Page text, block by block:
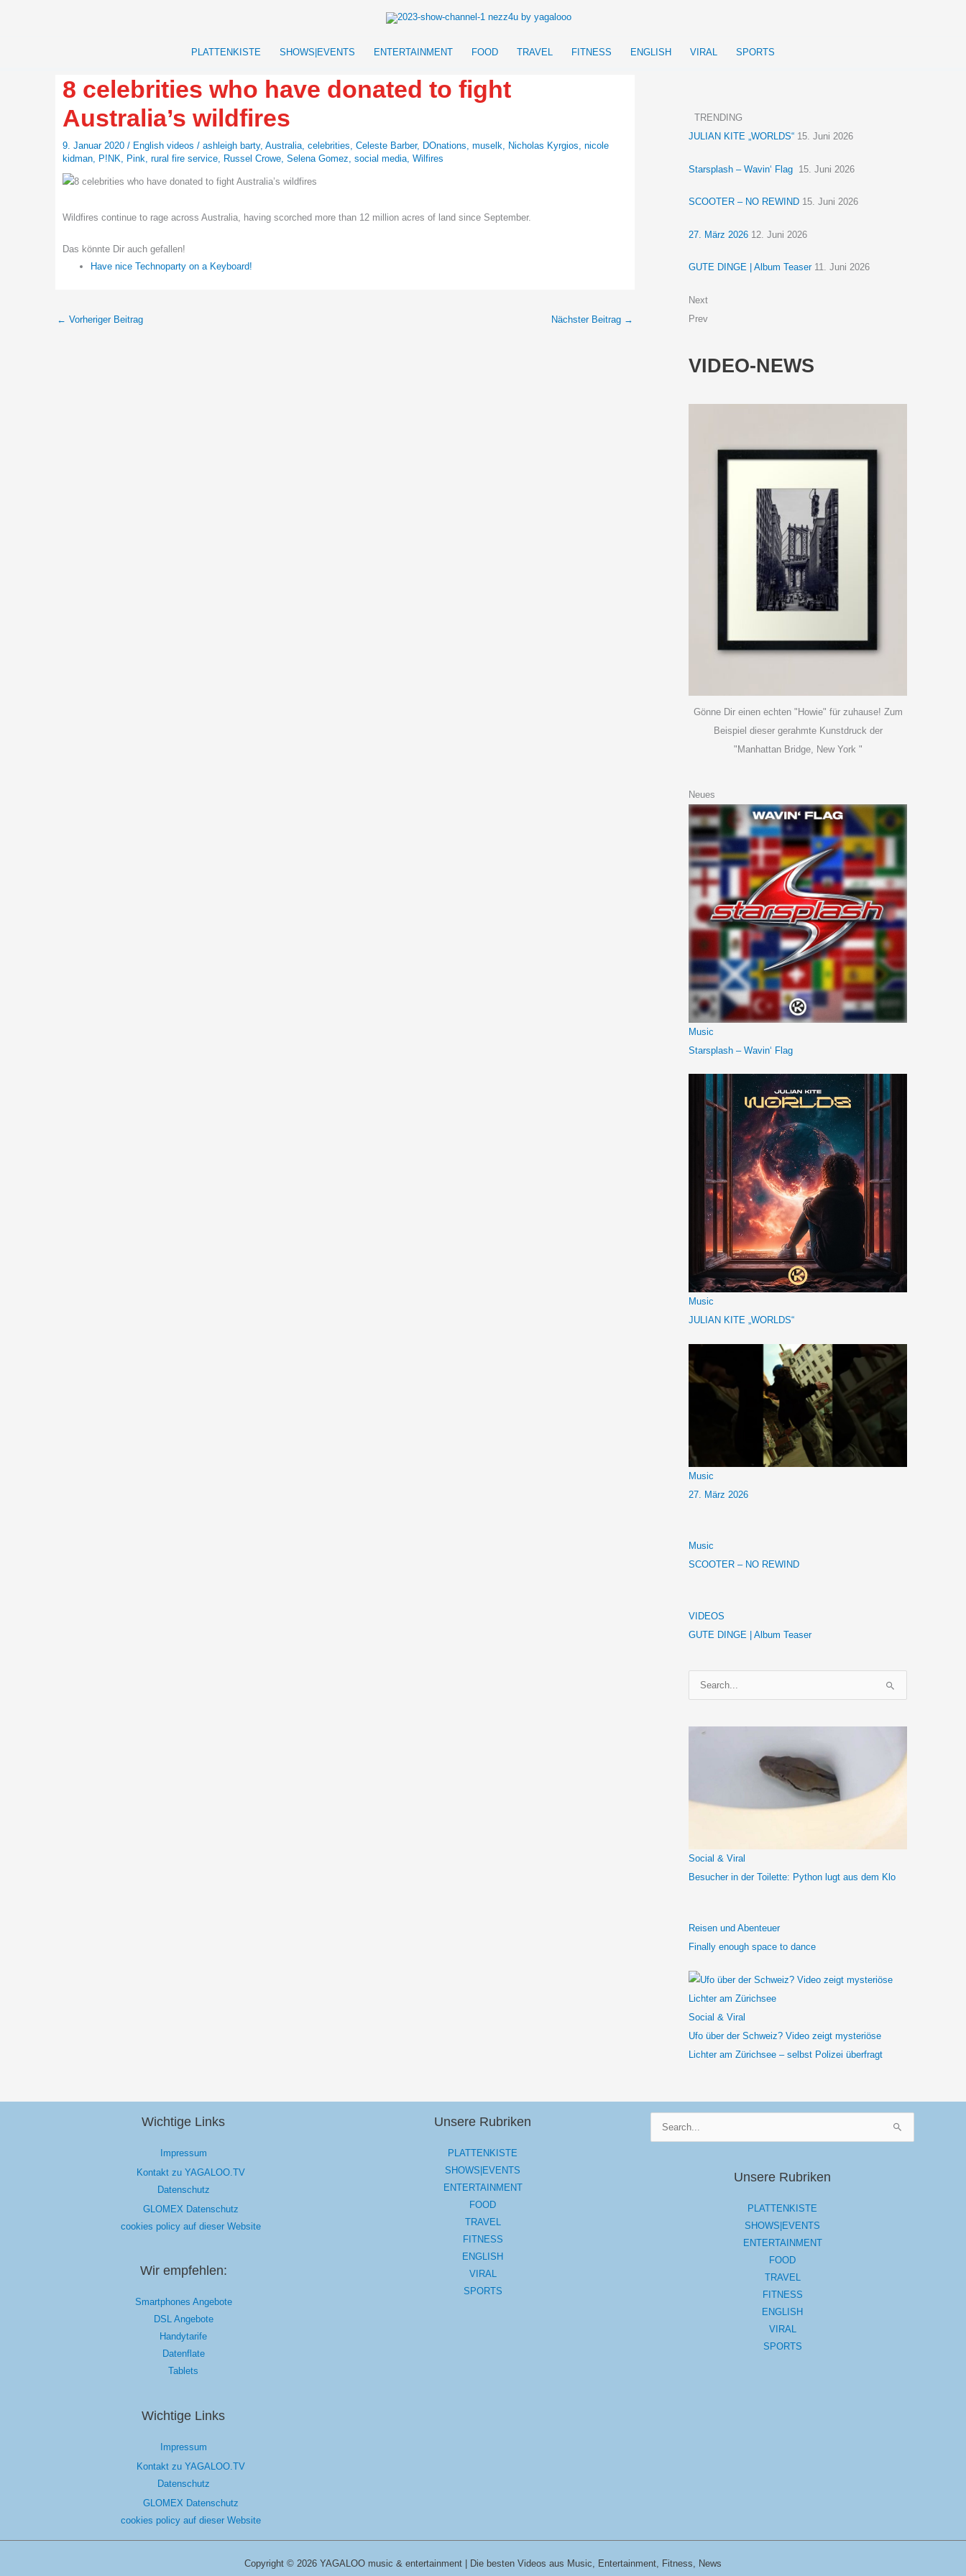
PLATTENKISTE
SHOWS|EVENTS ENTERTAINMENT FOOD TRAVEL FITNESS ENGLISH VIRAL SPORTS
8 celebrities who have donated to fight
Australia’s wildfires
9. Januar 2020 / English videos / ashleigh barty, Australia, celebrities, Celeste Barber, DOnations, muselk, Nicholas Kyrgios, nicole
kidman, P!NK, Pink, rural fire service, Russel Crowe, Selena Gomez, social media, Wilfires
Wildfires continue to rage across Australia, having scorched more than 12 million acres of land since September.
Das könnte Dir auch gefallen!
Have nice Technoparty on a Keyboard!
← Vorheriger Beitrag Nächster Beitrag →
TRENDING
JULIAN KITE „WORLDS“ 15. Juni 2026
Starsplash – Wavin‘ Flag 15. Juni 2026
SCOOTER – NO REWIND 15. Juni 2026
27. März 2026 12. Juni 2026
GUTE DINGE | Album Teaser 11. Juni 2026
Next
Prev
VIDEO-NEWS
Gönne Dir einen echten "Howie" für zuhause! Zum
Beispiel dieser gerahmte Kunstdruck der
"Manhattan Bridge, New York "
Neues
Music
Starsplash – Wavin‘ Flag
Music
JULIAN KITE „WORLDS“
Music
27. März 2026
Music
SCOOTER – NO REWIND
VIDEOS
GUTE DINGE | Album Teaser
u
h
Social & Viral
Besucher in der Toilette: Python lugt aus dem Klo
Reisen und Abenteuer
Finally enough space to dance
Social & Viral
Ufo über der Schweiz? Video zeigt mysteriöse
Lichter am Zürichsee – selbst Polizei überfragt
Wichtige Links
Impressum
Kontakt zu YAGALOO.TV
Datenschutz
GLOMEX Datenschutz
cookies policy auf dieser Website
Wir empfehlen:
Smartphones Angebote
DSL Angebote
Handytarife
Datenflate
Tablets
Wichtige Links
Impressum
Kontakt zu YAGALOO.TV
Datenschutz
GLOMEX Datenschutz
cookies policy auf dieser Website
Unsere Rubriken
PLATTENKISTE
SHOWS|EVENTS
ENTERTAINMENT
FOOD
TRAVEL
FITNESS
ENGLISH
VIRAL
SPORTS
Unsere Rubriken
PLATTENKISTE
SHOWS|EVENTS
ENTERTAINMENT
FOOD
TRAVEL
FITNESS
ENGLISH
VIRAL
SPORTS
Copyright © 2026 YAGALOO music & entertainment | Die besten Videos aus Music, Entertainment, Fitness, News